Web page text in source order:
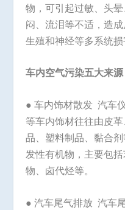
物，可引起过敏、头
闷、流泪等不适，造成
生殖和神经等多系统损
车内空气污染五大来源
● 车内饰材散发 汽车
等车内饰材往往由皮
品、塑料制品、黏合
发性有机物，主要包
物、卤代烃等。
● 汽车尾气排放 汽车